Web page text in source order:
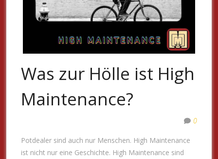
Was zur Hölle ist High
Maintenance?
0
Potdealer sind auch nur Menschen. High Maintenance
ist nicht nur eine Geschichte. High Maintenance sind